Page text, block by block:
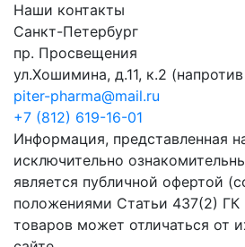
Наши контакты
Санкт-Петербург
пр. Просвещения
ул.Хошимина, д.11, к.2
piter-pharma@mail.ru
+7 (812) 619-16-01
Информация, представленная
исключительно
является публичной офертой
положениями Статьи 437(2)
товаров может отличаться от